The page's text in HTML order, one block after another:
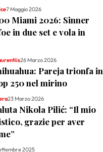
7 Maggio 2026
Miami 2026: Sinner
in due set e vola in
26 Marzo 2026
Pareja trionfa in
250 nel mirino
23 Marzo 2026
Nikola Pilić: “Il mio
grazie per aver
2025